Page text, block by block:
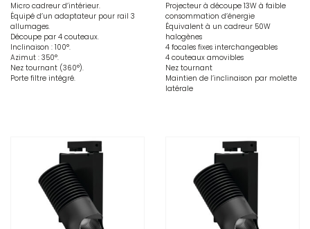
Micro cadreur d’intérieur.
Équipé d’un adaptateur pour rail 3
allumages.
Découpe par 4 couteaux.
Inclinaison : 100°.
Azimut : 350°.
Nez tournant (360°).
Porte filtre intégré.
Projecteur à découpe 13W à faible
consommation d’énergie
Équivalent à un cadreur 50W
halogènes
4 focales fixes interchangeables
4 couteaux amovibles
Nez tournant
Maintien de l’inclinaison par molette
latérale